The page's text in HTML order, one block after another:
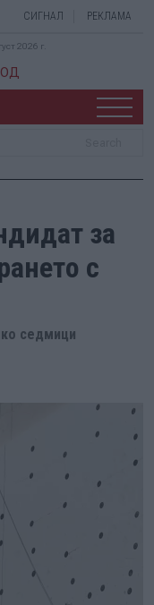
СИГНАЛ РЕКЛАМА
2026 г.
за
с
седмици